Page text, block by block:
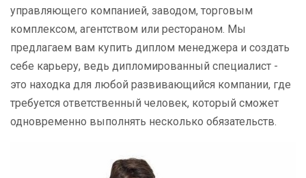
управляющего компанией, заводом, торговым
комплексом, агентством или рестораном. Мы
предлагаем вам купить диплом менеджера и создать
себе карьеру, ведь дипломированный специалист -
это находка для любой развивающийся компании, где
требуется ответственный человек, который сможет
одновременно выполнять несколько обязательств.